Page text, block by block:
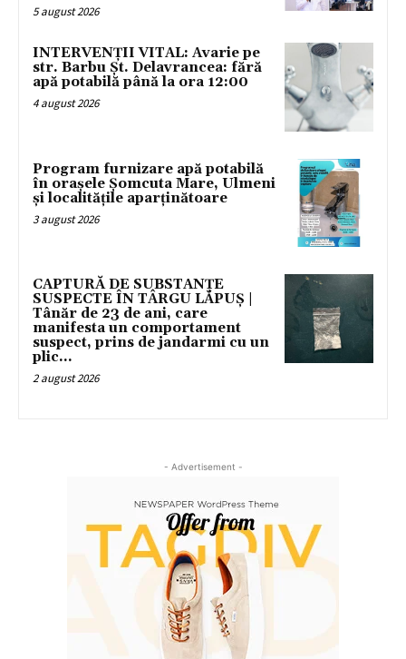
5 august 2026
INTERVENȚII VITAL: Avarie pe
str. Barbu Șt. Delavrancea: fără
apă potabilă până la ora 12:00
4 august 2026
Program furnizare apă potabilă
în orașele Șomcuta Mare, Ulmeni
și localitățile aparținătoare
3 august 2026
CAPTURĂ DE SUBSTANȚE
SUSPECTE ÎN TÂRGU LĂPUȘ |
Tânăr de 23 de ani, care
manifesta un comportament
suspect, prins de jandarmi cu un
plic...
2 august 2026
- Advertisement -